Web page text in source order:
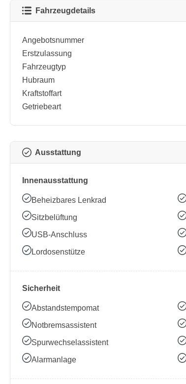
Fahrzeugdetails
Angebotsnummer
Erstzulassung
Fahrzeugtyp
Hubraum
Kraftstoffart
Getriebeart
Ausstattung
Innenausstattung
Beheizbares Lenkrad
Sitzbelüftung
USB-Anschluss
Lordosenstütze
Sicherheit
Abstandstempomat
Notbremsassistent
Spurwechselassistent
Alarmanlage